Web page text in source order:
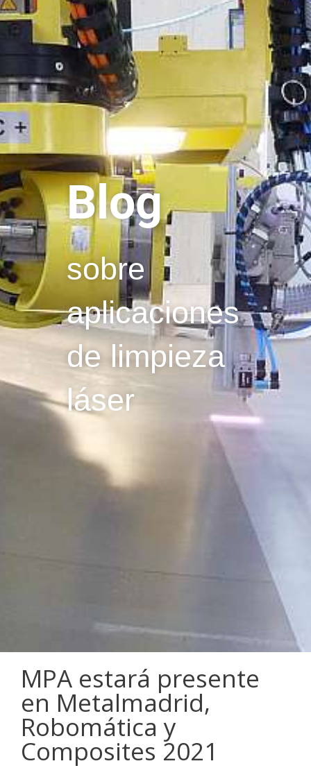
Blog
sobre
aplicaciones
de limpieza
láser
MPA estará presente
en Metalmadrid,
Robomática y
Composites 2021